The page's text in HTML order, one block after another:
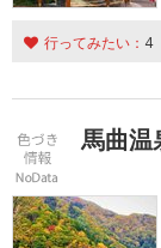
行ってみたい： 4
馬曲温